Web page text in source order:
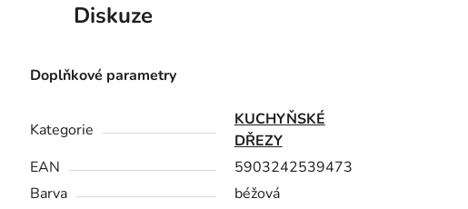
Diskuze
Doplňkové parametry
Kategorie
KUCHYŇSKÉ
DŘEZY
EAN
5903242539473
Barva
béžová